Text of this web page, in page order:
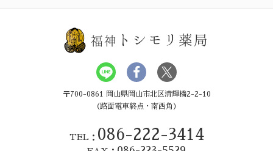
福神 トシモリ薬局
〒700-0861 岡山県岡山市北区清輝橋2-2-10
（路面電車終点・南西角）
TEL： 086-222-3414